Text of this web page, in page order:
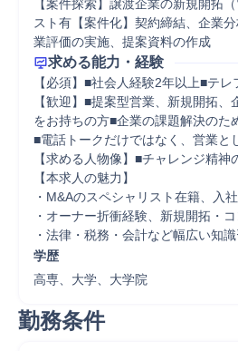
【案件探索】譲渡企業の新規開拓
スト有【案件化】契約締結、企業
業評価の実施、提案資料の作成
求める能力・経験
【必須】■社会人経験2年以上■テ
【歓迎】■提案型営業、新規開拓
をお持ちの方■企業の課題解決のた
■電話トークだけではなく、営業と
【求める人物像】■チャレンジ精
【本求人の魅力】
・M&Aのスペシャリスト在籍、入
・オーナー折衝経験、新規開拓・
・法律・税務・会計など幅広い知
学歴
高専、大学、大学院
勤務条件